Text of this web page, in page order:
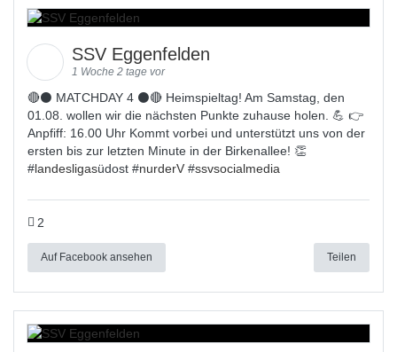
SSV Eggenfelden
1 Woche 2 tage vor
🔴⚫ MATCHDAY 4 ⚫🔴 Heimspieltag! Am Samstag, den
01.08. wollen wir die nächsten Punkte zuhause holen. 💪 👉
Anpfiff: 16.00 Uhr Kommt vorbei und unterstützt uns von der
ersten bis zur letzten Minute in der Birkenallee! 👏
#landesligasüdost #nurderV #ssvsocialmedia
2
Auf Facebook ansehen Teilen